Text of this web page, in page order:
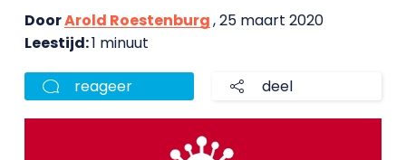
DoorArold Roestenburg, 25 maart 2020
Leestijd:1 minuut
reageer deel